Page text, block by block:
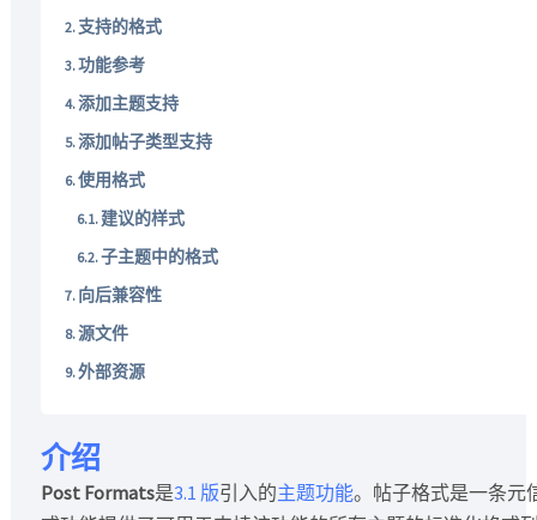
支持的格式
功能参考
添加主题支持
添加帖子类型支持
使用格式
建议的样式
子主题中的格式
向后兼容性
源文件
外部资源
介绍
Post Formats是3.1 版引入的主题功能。帖子格式是一条元